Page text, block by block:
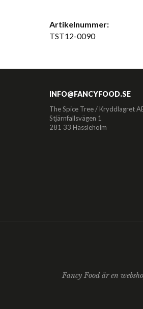
Artikelnummer:
TST12-0090
INFO@FANCYFOOD.SE
The Spice Tree / Kryddlagret
Stjärnfallsvägen 1
281 33 Hässleholm
Fancy Food är en